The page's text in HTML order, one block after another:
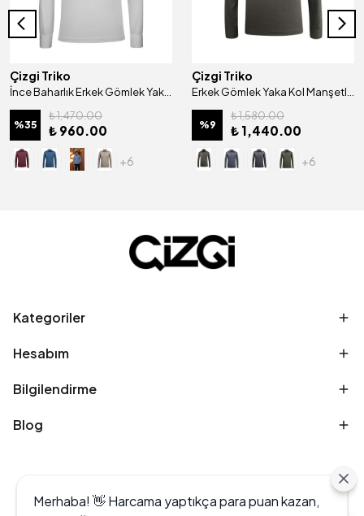
Çizgi Triko
İnce Baharlık Erkek Gömlek Yaka Kol Manşetli Cepli Sweat - 4825
%35
₺ 1,470.00
₺ 960.00
+6
Çizgi Triko
Erkek Gömlek Yaka Kol Manşetli Cepli Sweat - 4249
%9
₺ 1,580.00
₺ 1,440.00
+6
Kategoriler
Hesabım
Bilgilendirme
Blog
Merhaba! 👋 Harcama yaptıkça para puan kazan,